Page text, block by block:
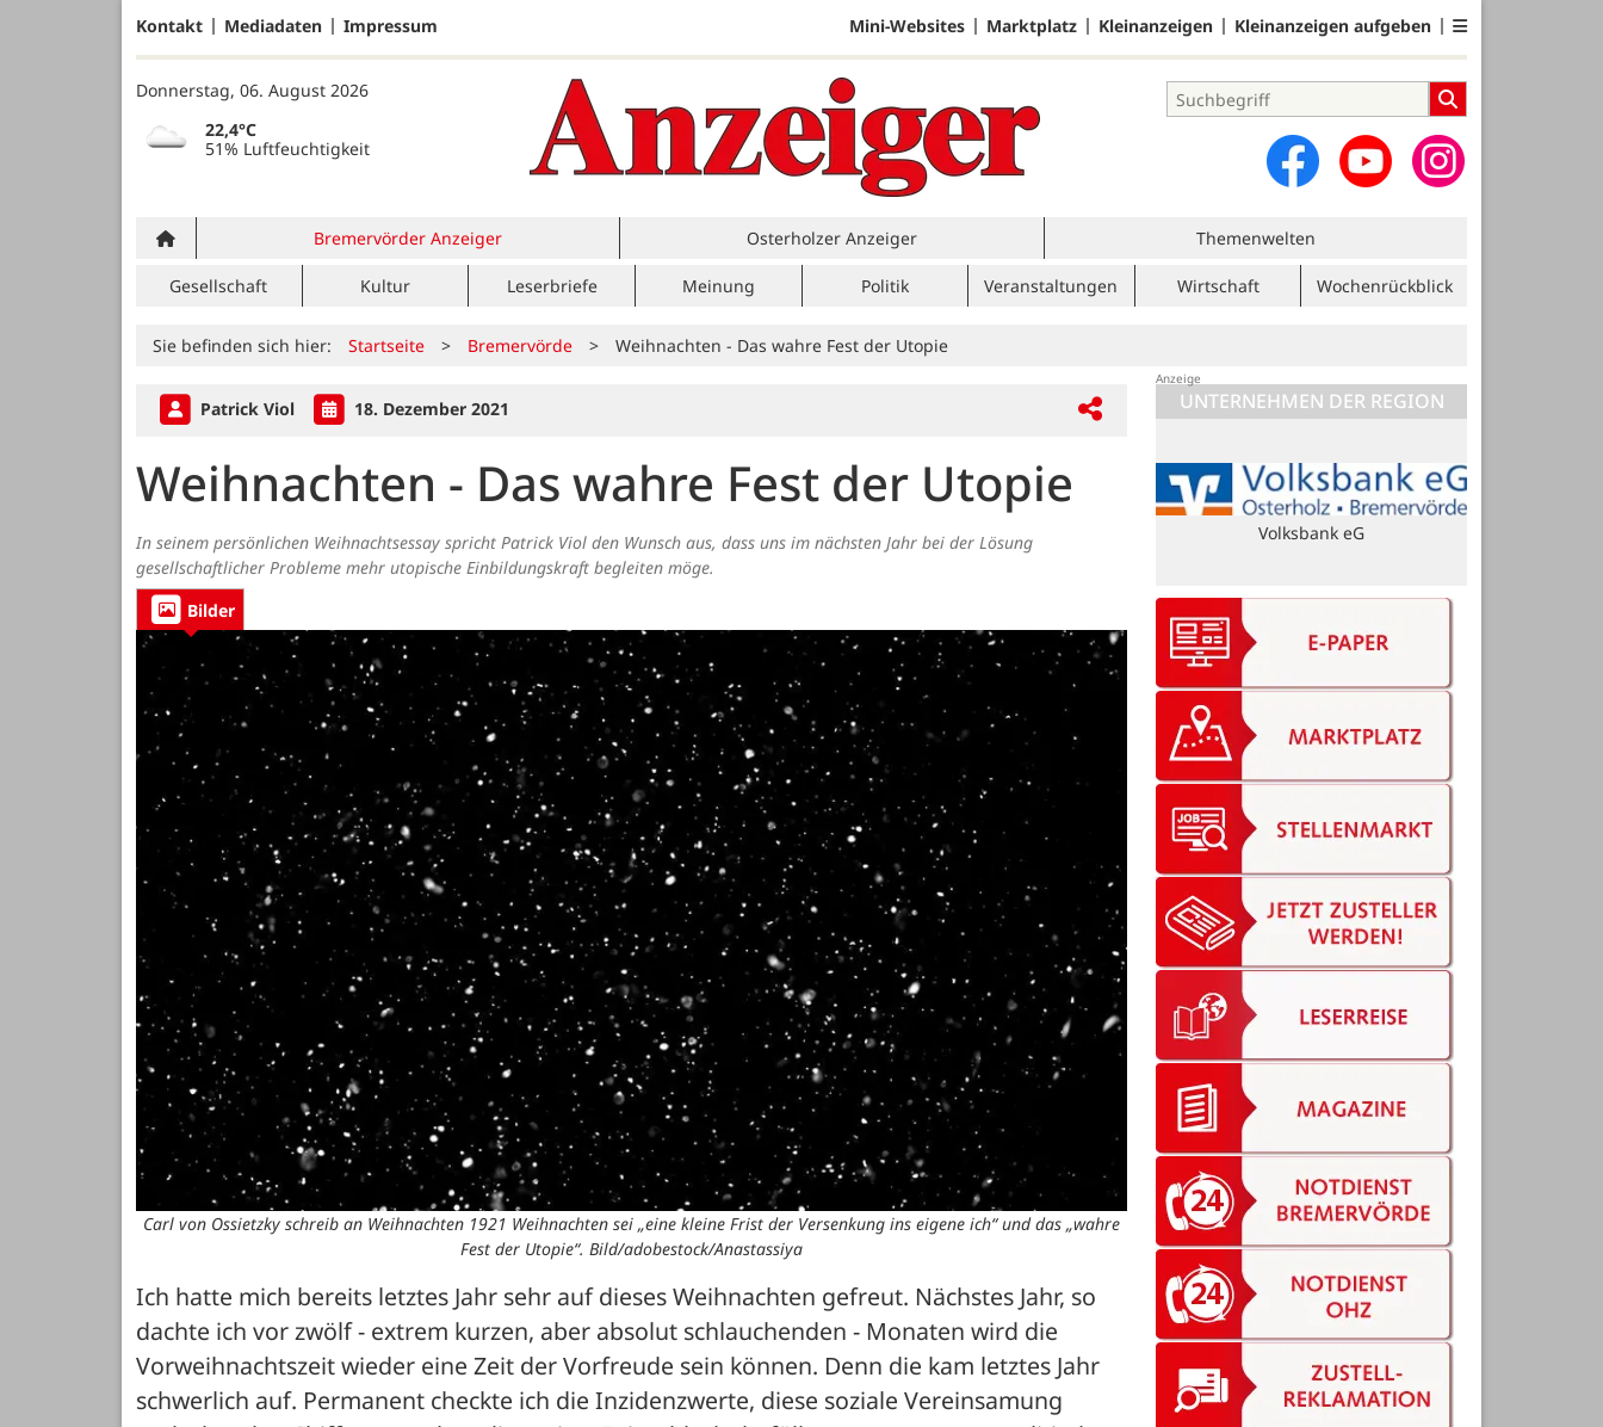
Kontakt Mediadaten Impressum Mini-Websites Marktplatz Kleinanzeigen Kleinanzeigen aufgeben
Donnerstag, 06. August 2026
22,4°C
51% Luftfeuchtigkeit
Bremervörder Anzeiger Osterholzer Anzeiger Themenwelten
Gesellschaft Kultur Leserbriefe Meinung Politik Veranstaltungen Wirtschaft Wochenrückblick
Sie befinden sich hier: Startseite > Bremervörde > Weihnachten - Das wahre Fest der Utopie
Patrick Viol 18. Dezember 2021
Weihnachten - Das wahre Fest der Utopie
In seinem persönlichen Weihnachtsessay spricht Patrick Viol den Wunsch aus, dass uns im nächsten Jahr bei der Lösung
gesellschaftlicher Probleme mehr utopische Einbildungskraft begleiten möge.
Bilder
Carl von Ossietzky schreib an Weihnachten 1921 Weihnachten sei „eine kleine Frist der Versenkung ins eigene ich“ und das „wahre
Fest der Utopie“. Bild/adobestock/Anastassiya
Ich hatte mich bereits letztes Jahr sehr auf dieses Weihnachten gefreut. Nächstes Jahr, so
dachte ich vor zwölf - extrem kurzen, aber absolut schlauchenden - Monaten wird die
Vorweihnachtszeit wieder eine Zeit der Vorfreude sein können. Denn die kam letztes Jahr
schwerlich auf. Permanent checkte ich die Inzidenzwerte, diese soziale Vereinsamung
UNTERNEHMEN DER REGION
Blome Elektrik GmbH